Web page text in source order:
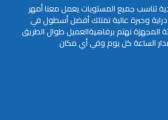
تناسب جميع المستويات يعمل معنا أمهر
وخبرة عالية نمتلك أفضل أسطول في
المجهزة نهتم برفاهيةالعميل طوال الطريق
الساعة كل يوم وفي أي مكان